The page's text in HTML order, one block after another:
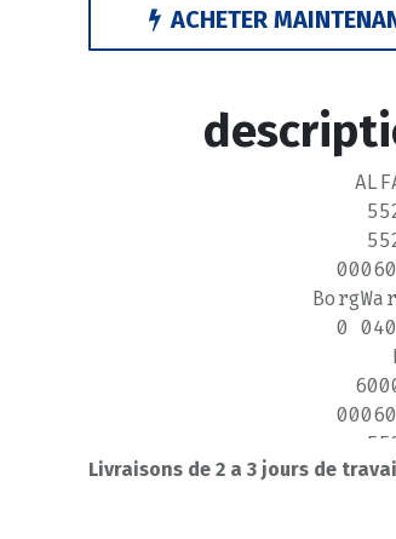
ACHETER
0
Livraisons de 2 a 3 jours de